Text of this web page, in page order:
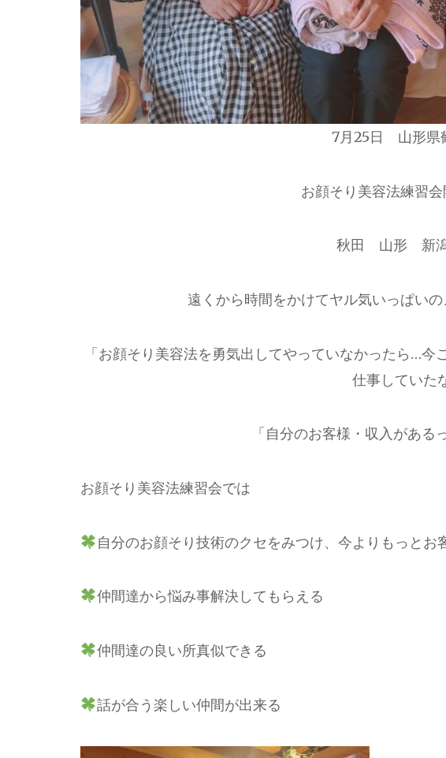
7月25日 山形県
お顔そり美容法練習
秋田 山形 新
遠くから時間をかけてヤル気いっぱい
「お顔そり美容法を勇気出してやっていなかったら…
仕事していた
「自分のお客様・収入がある
お顔そり美容法練習会では
自分のお顔そり技術のクセをみつけ、今よりもっと
仲間達から悩み事解決してもらえる
仲間達の良い所真似できる
話が合う楽しい仲間が出来る